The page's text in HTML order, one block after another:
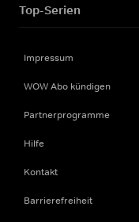
Top-Serien
Impressum
WOW Abo kündigen
Partnerprogramme
Hilfe
Kontakt
Barrierefreiheit